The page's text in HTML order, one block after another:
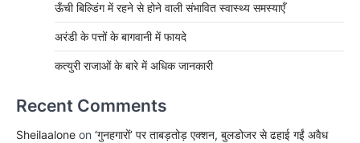
ऊँची बिल्डिंग में रहने से होने वाली संभावित स्वास्थ्य समस्याएँ
अरंडी के पत्तों के बागवानी में फायदे
कत्युरी राजाओं के बारे में अधिक जानकारी
Recent Comments
Sheilaalone on ‘गुनहगारों’ पर ताबड़तोड़ एक्शन, बुलडोजर से ढहाई गईं अवैध